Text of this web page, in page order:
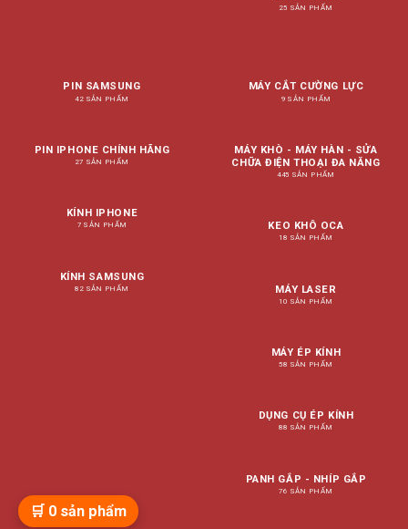
25 SẢN PHẨM
PIN SAMSUNG
42 SẢN PHẨM
PIN IPHONE CHÍNH HÃNG
27 SẢN PHẨM
KÍNH IPHONE
7 SẢN PHẨM
KÍNH SAMSUNG
82 SẢN PHẨM
MÁY CẮT CƯỜNG LỰC
9 SẢN PHẨM
MÁY KHÒ - MÁY HÀN - SỬA
CHỮA ĐIỆN THOẠI ĐA NĂNG
445 SẢN PHẨM
KEO KHÔ OCA
18 SẢN PHẨM
MÁY LASER
10 SẢN PHẨM
MÁY ÉP KÍNH
58 SẢN PHẨM
DỤNG CỤ ÉP KÍNH
88 SẢN PHẨM
PANH GẮP - NHÍP GẮP
76 SẢN PHẨM
🛒 0 sản phẩm